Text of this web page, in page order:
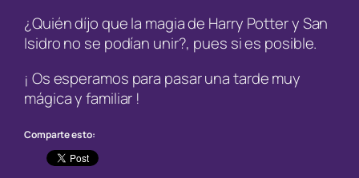
¿Quién díjo que la magia de Harry Potter y San
Isidro no se podían unir?, pues si es posible.
¡ Os esperamos para pasar una tarde muy
mágica y familiar !
Comparte esto: